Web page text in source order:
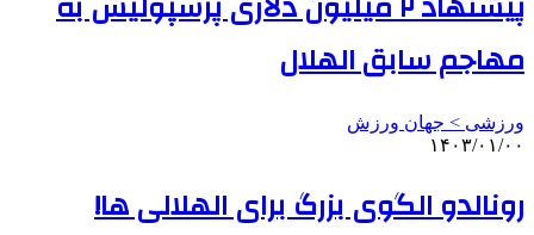
مهاجم سابق الهلال
ورزشی > جهان ورزش
۱۴۰۳/۰۱/۰۰
رونالدو الگوی بزرگ برای الهلالی ها!